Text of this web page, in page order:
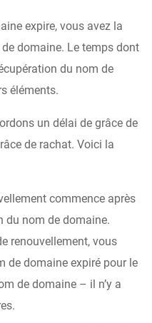
expire, vous avez la
domaine. Le temps dont
du nom de
éléments.
un délai de grâce de
de rachat. Voici la
commence après
du nom de domaine.
renouvellement, vous
de domaine expiré pour le
de domaine – il n’y a